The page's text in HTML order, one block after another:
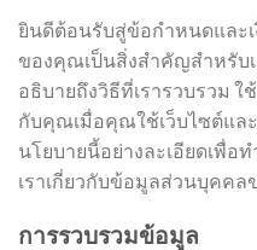
ยินดีต้อนรับสู่ข้อกำหนดและ
ของคุณเป็นสิ่งสำคัญสำหรับ
อธิบายถึงวิธีที่เรารวบรวม
กับคุณเมื่อคุณใช้เว็บไซต์แล
นโยบายนี้อย่างละเอียดเพื่อ
เราเกี่ยวกับข้อมูลส่วนบุคค
การรวบรวมข้อมูล